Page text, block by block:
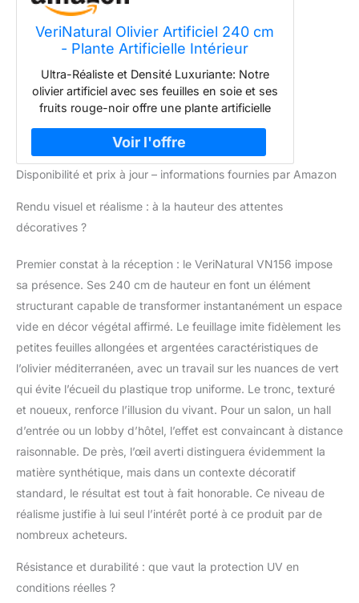
VeriNatural Olivier Artificiel 240 cm
- Plante Artificielle Intérieur
Décorative avec Pot Conique Noir,
Protection UV - Fausse Plante
Verte Maison Salon Bureau Jardin
Extérieur, VN156
Ultra-Réaliste et Densité Luxuriante: Notre
olivier artificiel avec ses feuilles en soie et ses
fruits rouge-noir offre une plante artificielle
fausse plante luxuriante transforme chaque
espace vide de votre maison, salon, bureau
ou jardin en un coin de nature Stabilité
pot conique robuste, galets et à sa base
renforcée, cet arbre artificiel intérieur assure
d’enfants ou d’animaux. Parfait pour votre
plante intérieur Protection UV et Résistance
Durable: Cette plante artificielle extérieure est
dotée d’une protection UV qui préserve ses
couleurs sous le soleil, garantissant une
qu’en extérieur pour embellir vos arbres
artificiels en toute saison Branches Flexibles
pour Décoration Personnalisée: Ses
branches réglables vous permettent de créer
librement la forme parfaite de cette grande
plante artificielle intérieure, s’intégrant
harmonieusement dans votre maison,
bureau, salle à manger ou espace
commercial et offrant une décoration
élégante Entretien Minimal: Sans besoin
dépoussiérage occasionnel suffit pour
intérieureUltra-Réali
Disponibilité et prix à jour – informations fournies par Amazon
Rendu visuel et réalisme : à la hauteur des attentes
décoratives ?
Premier constat à la réception : le VeriNatural VN156 impose
sa présence. Ses 240 cm de hauteur en font un élément
structurant capable de transformer instantanément un espace
vide en décor végétal affirmé. Le feuillage imite fidèlement les
petites feuilles allongées et argentées caractéristiques de
l’olivier méditerranéen, avec un travail sur les nuances de vert
qui évite l’écueil du plastique trop uniforme. Le tronc, texturé
et noueux, renforce l’illusion du vivant. Pour un salon, un hall
d’entrée ou un lobby d’hôtel, l’effet est convaincant à distance
raisonnable. De près, l’œil averti distinguera évidemment la
matière synthétique, mais dans un contexte décoratif
standard, le résultat est tout à fait honorable. Ce niveau de
réalisme justifie à lui seul l’intérêt porté à ce produit par de
nombreux acheteurs.
Résistance et durabilité : que vaut la protection UV en
conditions réelles ?